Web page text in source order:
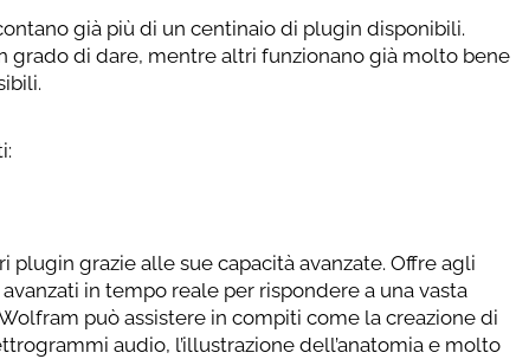
già più di un centinaio di plugin disponibili.
di dare, mentre altri funzionano già molto bene
grazie alle sue capacità avanzate. Offre agli
in tempo reale per rispondere a una vasta
può assistere in compiti come la creazione di
audio, l’illustrazione dell’anatomia e molto